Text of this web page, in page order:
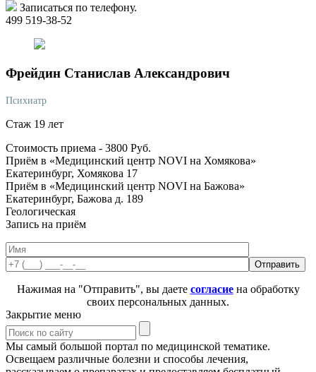
Записаться по телефону.
499 519-38-52
Фрейдин Станислав Александрович
Психиатр
Стаж 19 лет
Стоимость приема - 3800 Руб.
Приём в «Медицинский центр NOVI на Хомякова»
Екатеринбург, Хомякова 17
Приём в «Медицинский центр NOVI на Бажова»
Екатеринбург, Бажова д. 189
Геологическая
Запись на приём
Нажимая на "Отправить", вы даете согласиена обработку
своих персональных данных.
Закрытие меню
Мы самый большой портал по медицинской тематике.
Освещаем различные болезни и способы лечения,